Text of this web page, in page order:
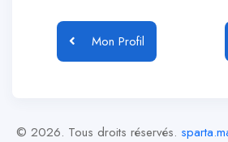
Mon Profil
© 2026. Tous droits réservés.